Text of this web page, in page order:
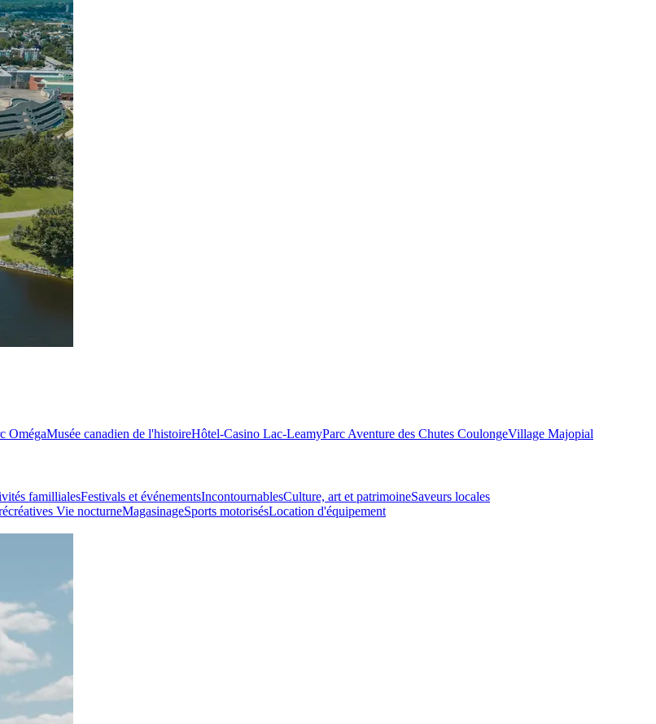
OmégaMusée canadien de l'histoireHôtel-Casino Lac-LeamyParc Aventure des Chutes CoulongeVillage Majopial
famillialesFestivals et événementsIncontournablesCulture, art et patrimoineSaveurs locales
Vie nocturneMagasinageSports motorisésLocation d'équipement